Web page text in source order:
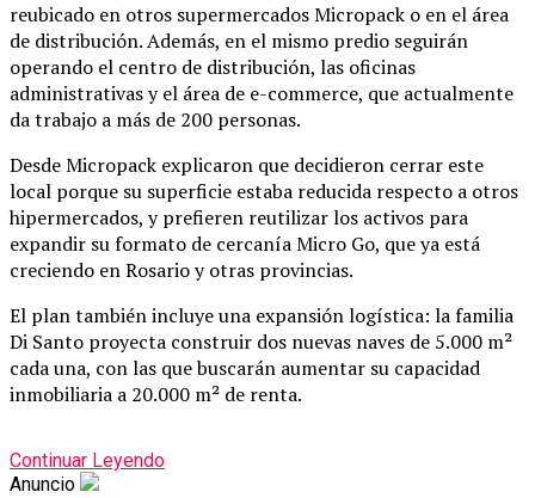
reubicado en otros supermercados Micropack o en el área
de distribución. Además, en el mismo predio seguirán
operando el centro de distribución, las oficinas
administrativas y el área de e-commerce, que actualmente
da trabajo a más de 200 personas.
Desde Micropack explicaron que decidieron cerrar este
local porque su superficie estaba reducida respecto a otros
hipermercados, y prefieren reutilizar los activos para
expandir su formato de cercanía Micro Go, que ya está
creciendo en Rosario y otras provincias.
El plan también incluye una expansión logística: la familia
Di Santo proyecta construir dos nuevas naves de 5.000 m²
cada una, con las que buscarán aumentar su capacidad
inmobiliaria a 20.000 m² de renta.
Continuar Leyendo
Anuncio